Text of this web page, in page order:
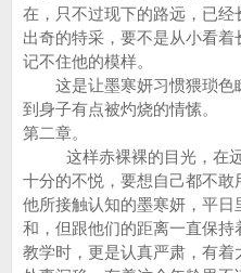
在，只不过现下的路远，已
出奇的特采，要不是从小看
记不住他的模样。
这是让墨寒妍习惯猥琐色
到身子有点被灼烧的情愫。
第二章。
这样赤裸裸的目光，在远
十分的不悦，要想自己都不
他所接触认知的墨寒妍，平
和，但跟他们的距离一直保持
教学时，更是认真严肃，有着